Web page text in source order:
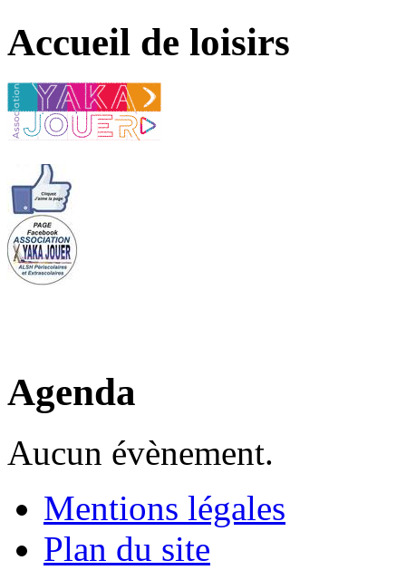
Accueil de loisirs
Agenda
Aucun évènement.
Mentions légales
Plan du site